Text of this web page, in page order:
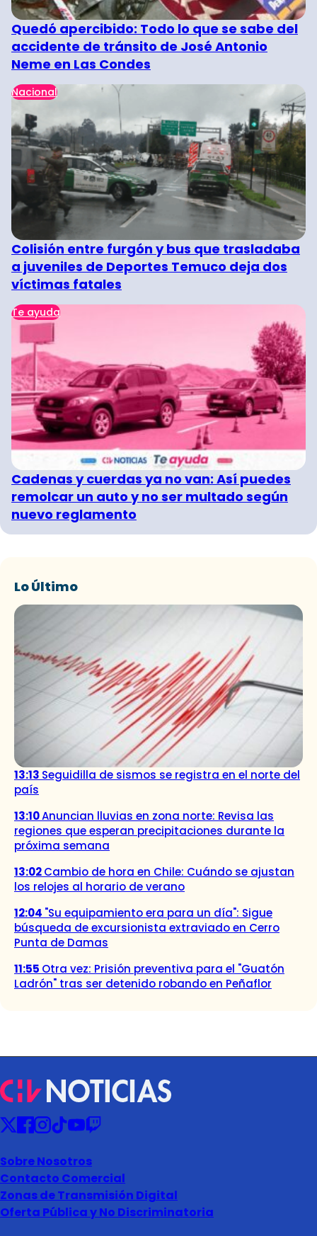
Quedó apercibido: Todo lo que se sabe del
accidente de tránsito de José Antonio
Neme en Las Condes
Nacional
Colisión entre furgón y bus que trasladaba
a juveniles de Deportes Temuco deja dos
víctimas fatales
Te ayuda
Cadenas y cuerdas ya no van: Así puedes
remolcar un auto y no ser multado según
nuevo reglamento
Lo Último
13:13 Seguidilla de sismos se registra en el norte del
país
13:10Anuncian lluvias en zona norte: Revisa las
regiones que esperan precipitaciones durante la
próxima semana
13:02Cambio de hora en Chile: Cuándo se ajustan
los relojes al horario de verano
12:04 "Su equipamiento era para un día": Sigue
búsqueda de excursionista extraviado en Cerro
Punta de Damas
11:55 Otra vez: Prisión preventiva para el "Guatón
Ladrón" tras ser detenido robando en Peñaflor
Sobre Nosotros
Contacto Comercial
Zonas de Transmisión Digital
Oferta Pública y No Discriminatoria